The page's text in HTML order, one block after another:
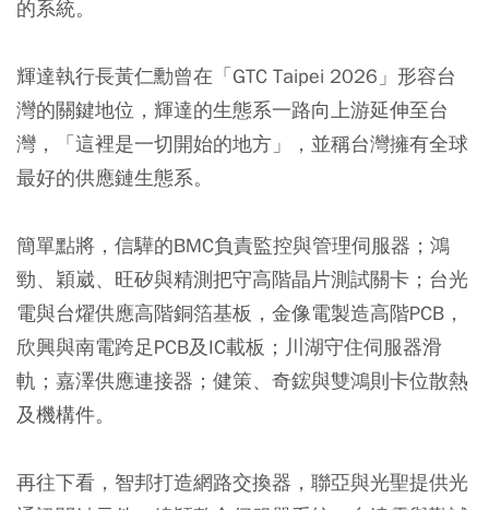
的系統。
輝達執行長黃仁勳曾在「GTC Taipei 2026」形容台
灣的關鍵地位，輝達的生態系一路向上游延伸至台
灣，「這裡是一切開始的地方」，並稱台灣擁有全球
最好的供應鏈生態系。
簡單點將，信驊的BMC負責監控與管理伺服器；鴻
勁、穎崴、旺矽與精測把守高階晶片測試關卡；台光
電與台燿供應高階銅箔基板，金像電製造高階PCB，
欣興與南電跨足PCB及IC載板；川湖守住伺服器滑
軌；嘉澤供應連接器；健策、奇鋐與雙鴻則卡位散熱
及機構件。
再往下看，智邦打造網路交換器，聯亞與光聖提供光